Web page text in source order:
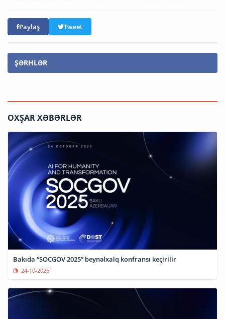
Paylaş Tweet
ŞƏRHLƏR
OXŞAR XƏBƏRLƏR
Bakıda “SOCGOV 2025” beynəlxalq konfransı keçirilir
24-10-2025